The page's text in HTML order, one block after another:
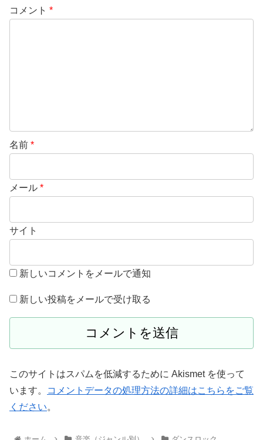
コメント *
名前 *
メール *
サイト
新しいコメントをメールで通知
新しい投稿をメールで受け取る
このサイトはスパムを低減するために Akismet を使って
います。
コメントデータの処理方法の詳細はこちらをご覧
ください。